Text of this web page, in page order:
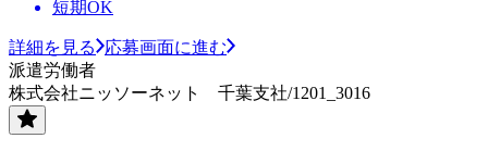
短期OK
詳細を見る
応募画面に進む
派遣労働者
株式会社ニッソーネット 千葉支社/1201_3016